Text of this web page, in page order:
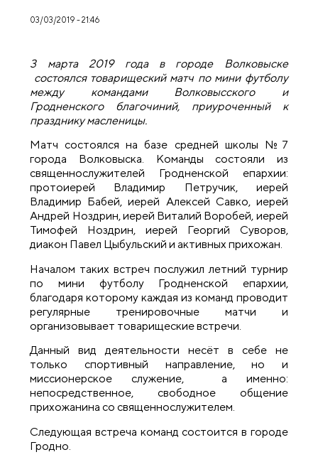
03/03/2019 - 21:46
3 марта 2019 года в городе Волковыске
состоялся товарищеский матч по мини футболу
между командами Волковысского и
Гродненского благочиний, приуроченный к
празднику масленицы.
Матч состоялся на базе средней школы №7
города Волковыска. Команды состояли из
священнослужителей Гродненской епархии:
протоиерей Владимир Петручик, иерей
Владимир Бабей, иерей Алексей Савко, иерей
Андрей Ноздрин, иерей Виталий Воробей, иерей
Тимофей Ноздрин, иерей Георгий Суворов,
диакон Павел Цыбульский и активных прихожан.
Началом таких встреч послужил летний турнир
по мини футболу Гродненской епархии,
благодаря которому каждая из команд проводит
регулярные тренировочные матчи и
организовывает товарищеские встречи.
Данный вид деятельности несёт в себе не
только спортивный направление, но и
миссионерское служение, а именно:
непосредственное, свободное общение
прихожанина со священнослужителем.
Следующая встреча команд состоится в городе
Гродно.